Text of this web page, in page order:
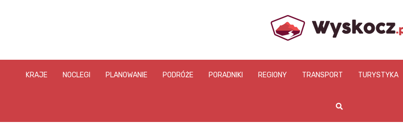
www.wyskocz.pl
KRAJE NOCLEGI PLANOWANIE PODRÓŻE PORADNIKI REGIONY TRANSPORT TURYSTYKA